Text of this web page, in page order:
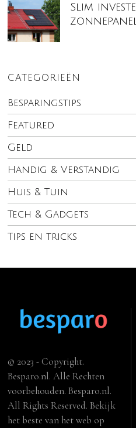
Slim
CATEGORIEËN
Besparingstips
Featured
Geld
Handig & Verstandig
Huis & Tuin
Tech & Gadgets
Tips en tricks
© 2023 - Copyright.
Besparo.nl. Alle Rechten
voorbehouden. Besparo.nl.
All Rights Reserved. Bekijk
het beste van het web op